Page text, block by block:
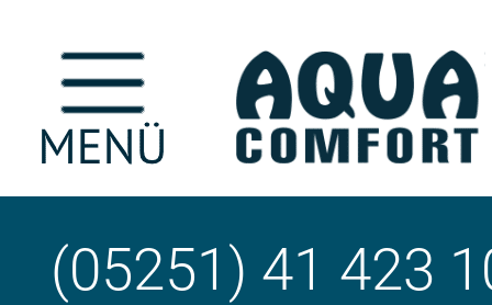
(05251) 41 423